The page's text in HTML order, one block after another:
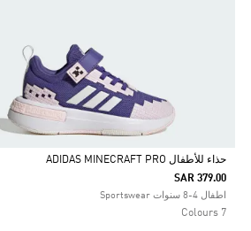
Selected
حذاء للأطفال ADIDAS MINECRAFT PRO
SAR 379.00
اطفال 4-8 سنوات Sportswear
7 Colours